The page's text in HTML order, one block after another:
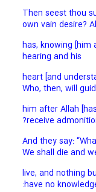
23. Then seest
own vain desire?
has, knowing [him
hearing and his
heart [and
Who, then, will
him after Allah
receive
24. And they say:
We shall die and
live, and nothing
have no